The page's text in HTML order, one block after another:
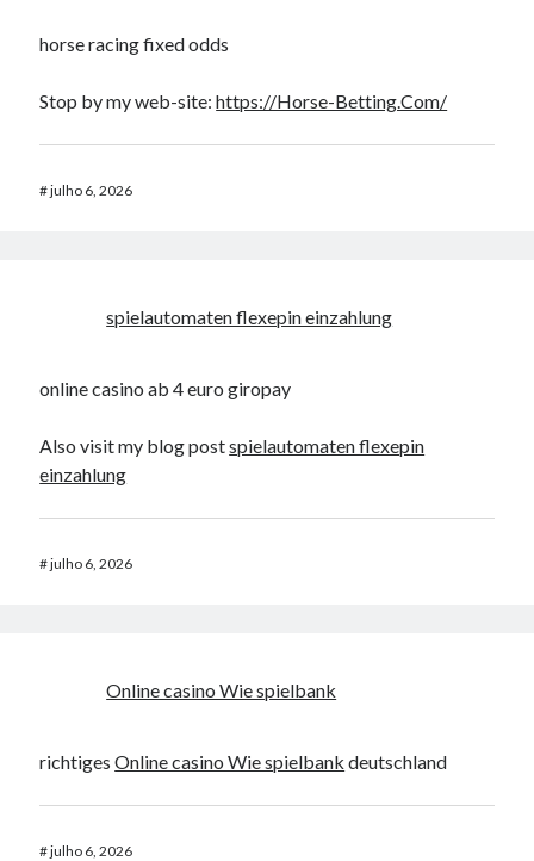
horse racing fixed odds​
Stop by my web-site:https://Horse-Betting.Com/
#julho 6, 2026
spielautomaten flexepin einzahlung
online casino ab 4 euro giropay
Also visit my blog postspielautomaten flexepin
einzahlung
#julho 6, 2026
Online casino Wie spielbank
richtigesOnline casino Wie spielbank deutschland
#julho 6, 2026